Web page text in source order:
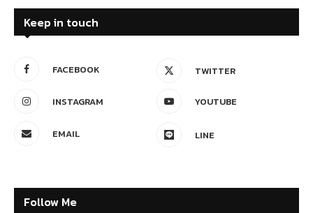
Keep in touch
FACEBOOK TWITTER
INSTAGRAM YOUTUBE
EMAIL LINE
Follow Me